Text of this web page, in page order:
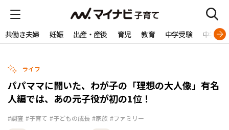
共働き夫婦 妊娠 出産・産後 育児 教育 中学受験 中学生
ライフ
パパママに聞いた、わが子の「理想の大人像」有名
人編では、あの元子役が初の1位！
#調査 #子育て #子どもの成長 #家族 #ファミリー